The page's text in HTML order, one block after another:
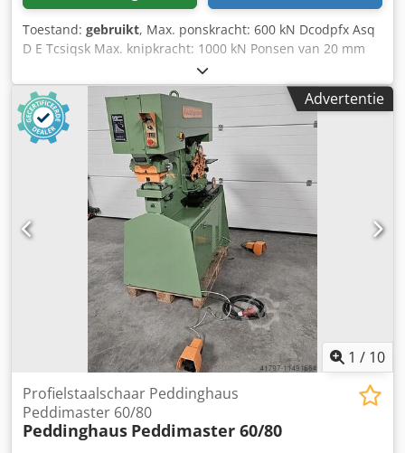
Toestand: gebruikt, Max. ponskracht: 600 kN Dcodpfx Asq
D E Tcsiqsk Max. knipkracht: 1000 kN Ponsen van 20 mm
gaten in 19 mm staal Knipt met vlakstaalschaar op 500 mm
tot materiaal­dikte van 12 mm staal Verdere technische
gegevens op aanvraag Met een assortiment stempels en
matrijzen naar wens Zeer goede staat
Advertentie
1 / 10
Profielstaalschaar Peddinghaus
Peddimaster 60/80
Peddinghaus Peddimaster 60/80